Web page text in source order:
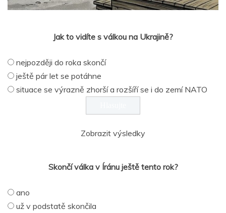
Jak to vidíte s válkou na Ukrajině?
nejpozději do roka skončí
ještě pár let se potáhne
situace se výrazně zhorší a rozšíří se i do zemí NATO
Zobrazit výsledky
Skončí válka v Íránu ještě tento rok?
ano
už v podstatě skončila